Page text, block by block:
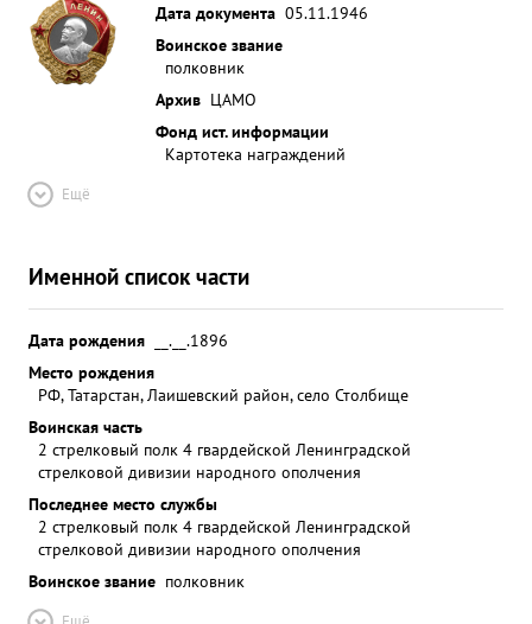
Дата документа 05.11.1946
Воинское звание
полковник
Архив ЦАМО
Фонд ист. информации
Картотека награждений
Ещё
Именной список части
Дата рождения
__.__.1896
Место рождения
РФ, Татарстан, Лаишевский район, село Столбище
Воинская часть
2 стрелковый полк 4 гвардейской Ленинградской
стрелковой дивизии народного ополчения
Последнее место службы
2 стрелковый полк 4 гвардейской Ленинградской
стрелковой дивизии народного ополчения
Воинское звание полковник